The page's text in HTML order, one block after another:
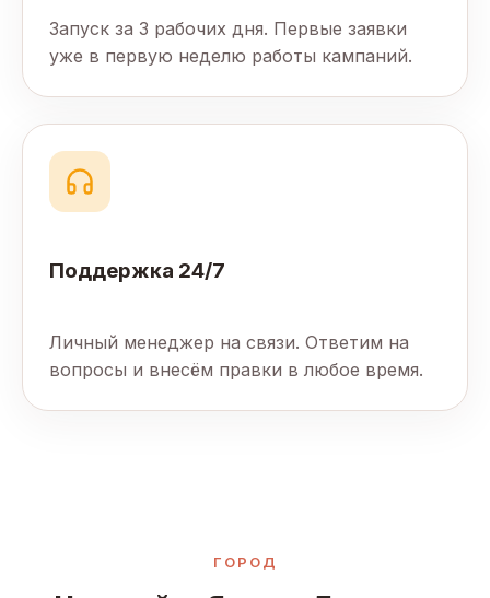
Запуск за 3 рабочих дня. Первые заявки
уже в первую неделю работы кампаний.
Поддержка 24/7
Личный менеджер на связи. Ответим на
вопросы и внесём правки в любое время.
ГОРОД